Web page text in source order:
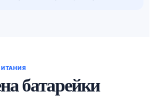
батарейки